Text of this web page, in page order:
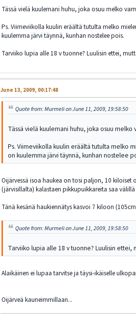
Tässä vielä kuulemani huhu, joka osuu melko
Ps. Viimeviikolla kuulin eräältä tutulta melko
kuulemma järvi täynnä, kunhan nostelee pois.
Tarviiko lupia alle 18 v tuonne? Luulisin ettei,
June 13, 2009, 00:17:48
Quote from: Murmeli on June 11, 2009, 19:58:50
Tässä vielä kuulemani huhu, joka osuu melko
Ps. Viimeviikolla kuulin eräältä tutulta melko
on kuulemma järvi täynnä, kunhan nostelee
Oijärvessä isoa haukea on tosi paljon, 10
(järvisillalta) kalastaen pikkupuikkareita saa
Tänä kesänä haukiennätys kasvoi 7 kiloon
Quote from: Murmeli on June 11, 2009, 19:58:50
Tarviiko lupia alle 18 v tuonne? Luulisin ettei,
Alaikäinen ei lupaa tarvitse ja täysi-ikäiselle
Oijärveä kauneimmillaan...